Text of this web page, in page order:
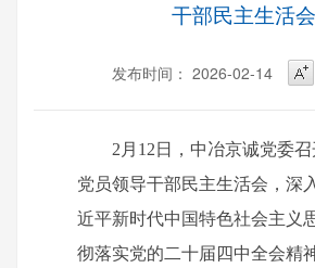
干部民主生活会
发布时间： 2026-02-14
2月12日，中冶京诚党委召
党员领导干部民主生活会，深
近平新时代中国特色社会主义
彻落实党的二十届四中全会精